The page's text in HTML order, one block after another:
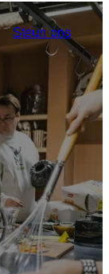
Steun ons